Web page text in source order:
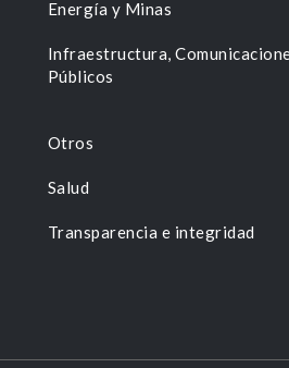
Energía y Minas
Infraestructura,
Públicos
Otros
Salud
Transparencia e integridad